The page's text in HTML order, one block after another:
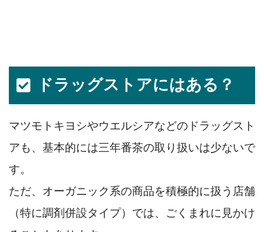
ドラッグストアにはある？
マツモトキヨシやウエルシアなどのドラッグスト
アも、基本的には三年番茶の取り扱いは少ないで
す。
ただ、オーガニック系の商品を積極的に扱う店舗
（特に調剤併設タイプ）では、ごくまれに見かけ